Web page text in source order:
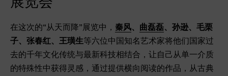
在这次的“从天而降”展览中， 秦风、 曲磊磊、孙逊、毛栗
子、张春红、王璜生等六位中国知名艺术家将他们国家过
去的千年文化传统与最新科技相结合，让自己从单一介质
的特殊性中获得灵感，通过提供横向阅读的作品，从古典